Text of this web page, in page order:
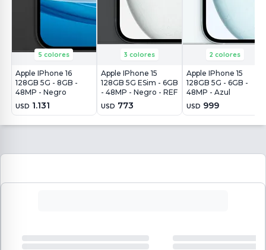
5 colores
Apple IPhone 16
128GB 5G - 8GB -
48MP - Negro
USD 1.131
3 colores
Apple IPhone 15
128GB 5G ESim - 6GB
- 48MP - Negro - REF
USD 773
2 colores
Apple IPhone 15
128GB 5G - 6GB -
48MP - Azul
USD 999